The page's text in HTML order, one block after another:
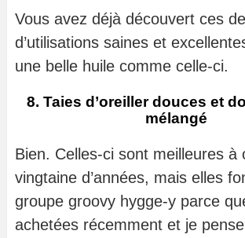
Vous avez déjà découvert ces
d’utilisations saines et
une belle huile comme celle-ci.
8. Taies d’oreiller douces et
mélangé
Bien. Celles-ci sont meilleures à
vingtaine d’années, mais elles
groupe groovy hygge-y parce
achetées récemment et je pense